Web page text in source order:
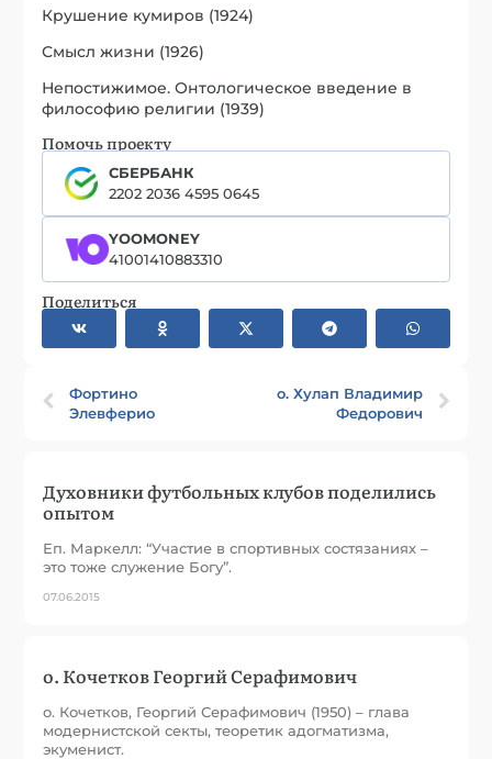
Крушение кумиров (1924)
Смысл жизни (1926)
Непостижимое. Онтологическое введение в
философию религии (1939)
Помочь проекту
СБЕРБАНК
2202 2036 4595 0645
YOOMONEY
41001410883310
Поделиться
Фортино
Элевферио
о. Хулап Владимир
Федорович
Духовники футбольных клубов поделились
опытом
Еп. Маркелл: “Участие в спортивных состязаниях –
это тоже служение Богу”.
07.06.2015
о. Кочетков Георгий Серафимович
о. Кочетков, Георгий Серафимович (1950) – глава
модернистской секты, теоретик адогматизма,
экуменист.